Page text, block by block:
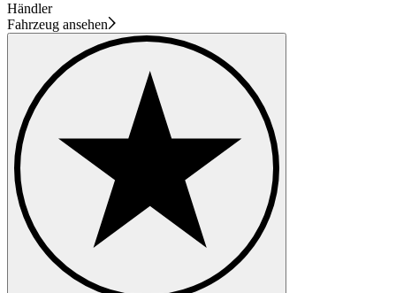
Händler
Fahrzeug ansehen